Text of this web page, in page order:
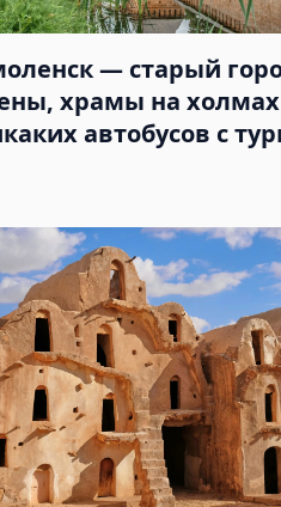
— старый
храмы на
автобусов с